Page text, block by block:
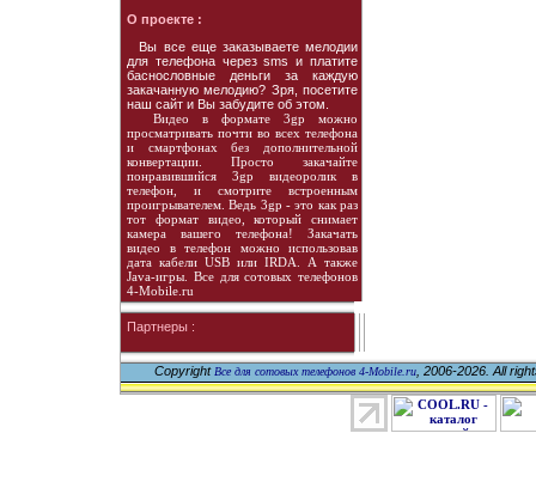
О проекте :
Вы все еще заказываете мелодии
для телефона через sms и платите
баснословные деньги за каждую
закачанную мелодию? Зря, посетите
наш сайт и Вы забудите об этом.
Видео в формате 3gp можно
просматривать почти во всех телефона
и смартфонах без дополнительной
конвертации. Просто закачайте
понравившийся 3gp видеоролик в
телефон, и смотрите встроенным
проигрывателем. Ведь 3gp - это как раз
тот формат видео, который снимает
камера вашего телефона! Закачать
видео в телефон можно использовав
дата кабели USB или IRDA. А также
Java-игры. Все для сотовых телефонов
4-Mobile.ru
Партнеры :
Copyright Все для сотовых телефонов 4-Mobile.ru, 2006-2026. All